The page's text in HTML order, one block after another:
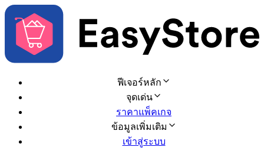
ฟีเจอร์หลัก
จุดเด่น
ราคาแพ็คเกจ
ข้อมูลเพิ่มเติม
เข้าสู่ระบบ